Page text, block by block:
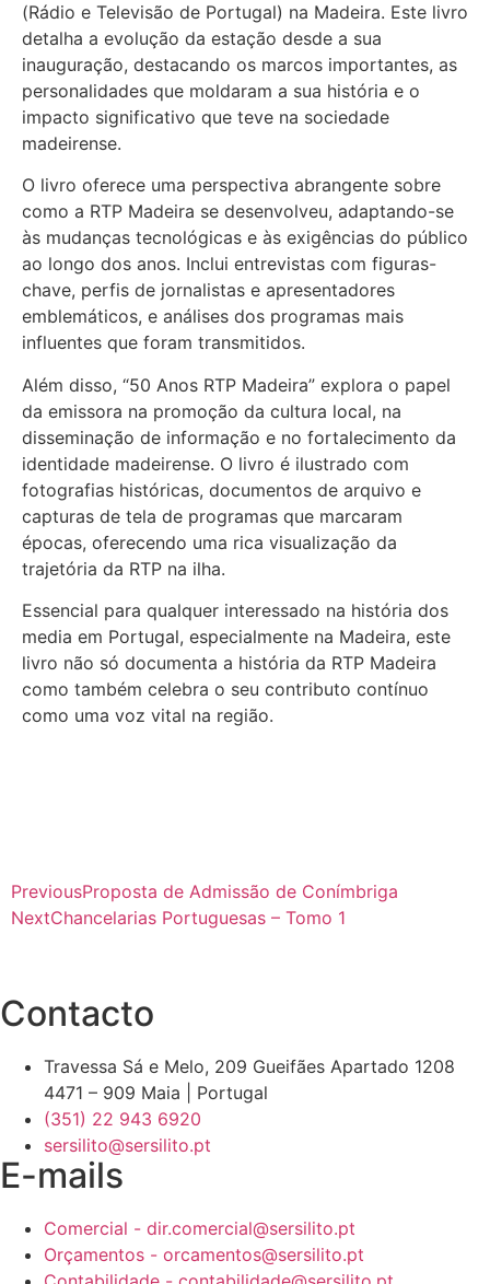
(Rádio e Televisão de Portugal) na Madeira. Este livro
detalha a evolução da estação desde a sua
inauguração, destacando os marcos importantes, as
personalidades que moldaram a sua história e o
impacto significativo que teve na sociedade
madeirense.
O livro oferece uma perspectiva abrangente sobre
como a RTP Madeira se desenvolveu, adaptando-se
às mudanças tecnológicas e às exigências do público
ao longo dos anos. Inclui entrevistas com figuras-
chave, perfis de jornalistas e apresentadores
emblemáticos, e análises dos programas mais
influentes que foram transmitidos.
Além disso, “50 Anos RTP Madeira” explora o papel
da emissora na promoção da cultura local, na
disseminação de informação e no fortalecimento da
identidade madeirense. O livro é ilustrado com
fotografias históricas, documentos de arquivo e
capturas de tela de programas que marcaram
épocas, oferecendo uma rica visualização da
trajetória da RTP na ilha.
Essencial para qualquer interessado na história dos
media em Portugal, especialmente na Madeira, este
livro não só documenta a história da RTP Madeira
como também celebra o seu contributo contínuo
como uma voz vital na região.
PreviousProposta de Admissão de Conímbriga
NextChancelarias Portuguesas – Tomo 1
Contacto
Travessa Sá e Melo, 209 Gueifães Apartado 1208
4471 – 909 Maia | Portugal
(351) 22 943 6920
sersilito@sersilito.pt
E-mails
Comercial - dir.comercial@sersilito.pt
Orçamentos - orcamentos@sersilito.pt